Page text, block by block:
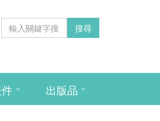
搜尋
出版品